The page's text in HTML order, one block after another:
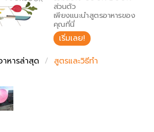
บน้ำหนักวัตถุดิบ
ส่วนตัว
เพียงแนะนำสูตรอาหารของ
คุณที่นี่
เริ่มเลย!
หารล่าสุด สูตรและวิธีทำ